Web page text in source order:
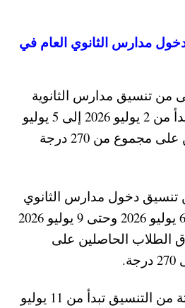
مدارس الثانوي العام في
من تنسيق مدارس الثانوية
العامة في القاهرة ستبدأ من 2 يوليو 2026 إلى 5 يوليو
2026 للطلاب الحاصلين على مجموع من 270 درجة
تنسيق دخول مدارس الثانوي
العام والخاص تبدأ من 6 يوليو 2026 وحتى 9 يوليو 2026
الطلاب الحاصلين على
– درجات المرحلة الثالثة من التنسيق تبدأ من 11 يوليو